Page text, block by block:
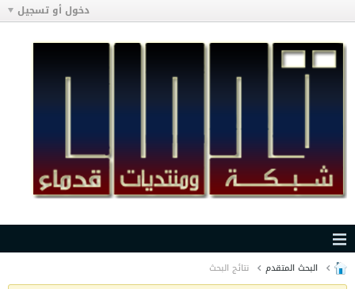
دخول أو تسجيل
البحث المتقدم نتائج البحث